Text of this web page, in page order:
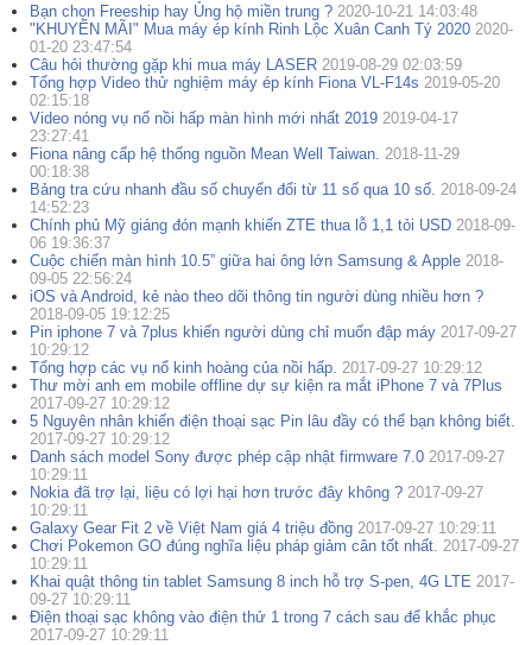
Bạn chọn Freeship hay Ủng hộ miền trung ? 2020-10-21 14:03:48
"KHUYẾN MÃI" Mua máy ép kính Rinh Lộc Xuân Canh Tý 2020 2020-
01-20 23:47:54
Câu hỏi thường gặp khi mua máy LASER 2019-08-29 02:03:59
Tổng hợp Video thử nghiệm máy ép kính Fiona VL-F14s 2019-05-20
02:15:18
Video nóng vụ nổ nồi hấp màn hình mới nhất 2019 2019-04-17
23:27:41
Fiona nâng cấp hệ thống nguồn Mean Well Taiwan. 2018-11-29
00:18:38
Bảng tra cứu nhanh đầu số chuyển đổi từ 11 số qua 10 số. 2018-09-24
14:52:23
Chính phủ Mỹ giáng đón mạnh khiến ZTE thua lỗ 1,1 tỏi USD 2018-09-
06 19:36:37
Cuộc chiến màn hình 10.5” giữa hai ông lớn Samsung & Apple 2018-
09-05 22:56:24
iOS và Android, kẻ nào theo dõi thông tin người dùng nhiều hơn ?
2018-09-05 19:12:25
Pin iphone 7 và 7plus khiến người dùng chỉ muốn đập máy 2017-09-27
10:29:12
Tổng hợp các vụ nổ kinh hoàng của nồi hấp. 2017-09-27 10:29:12
Thư mời anh em mobile offline dự sự kiện ra mắt iPhone 7 và 7Plus
2017-09-27 10:29:12
5 Nguyên nhân khiến điện thoại sạc Pin lâu đầy có thể bạn không biết.
2017-09-27 10:29:12
Danh sách model Sony được phép cập nhật firmware 7.0 2017-09-27
10:29:11
Nokia đã trợ lại, liệu có lợi hại hơn trước đây không ? 2017-09-27
10:29:11
Galaxy Gear Fit 2 về Việt Nam giá 4 triệu đồng 2017-09-27 10:29:11
Chơi Pokemon GO đúng nghĩa liệu pháp giảm cân tốt nhất. 2017-09-27
10:29:11
Khai quật thông tin tablet Samsung 8 inch hỗ trợ S-pen, 4G LTE 2017-
09-27 10:29:11
Điện thoại sạc không vào điện thử 1 trong 7 cách sau để khắc phục
2017-09-27 10:29:11